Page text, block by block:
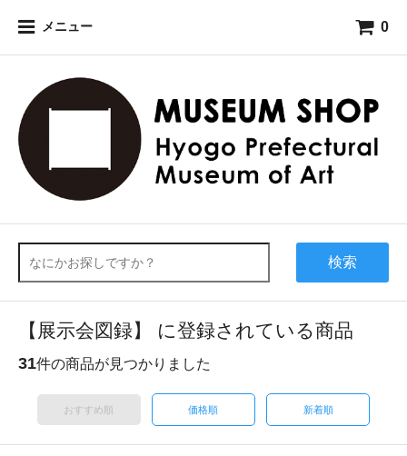
メニュー 0
検索
【展示会図録】 に登録されている商品
31件の商品が見つかりました
おすすめ順 価格順 新着順